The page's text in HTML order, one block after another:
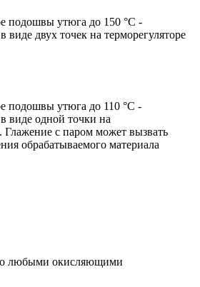
подошвы утюга до 150 °C -
виде двух точек на терморегуляторе
подошвы утюга до 110 °C -
виде одной точки на
Глажение с паром может вызвать
обрабатываемого материала
любыми окисляющими